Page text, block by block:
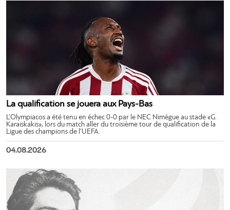
La qualification se jouera aux Pays-Bas
L’Olympiacos a été tenu en échec 0-0 par le NEC Nimègue au stade «G.
Karaiskakis», lors du match aller du troisième tour de qualification de la
Ligue des champions de l’UEFA.
04.08.2026